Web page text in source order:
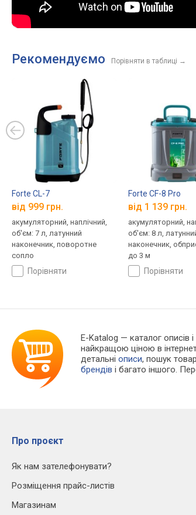
Рекомендуємо Порівняти в таблиці →
Forte CL-7
від 999 грн.
акумуляторний, наплічний,
об'єм: 7 л, латунний
наконечник, поворотне
сопло
порівняти
Forte CF-8 Pro
від 1 139 грн.
акумуляторний,
об'єм: 8 л,
наконечник,
до 3 м
порівняти
E-Katalog — каталог описів
найкращою ціною в
детальніописи, пошук
брендів і багато іншого.
Про проєкт
Як нам зателефонувати?
Розміщення прайс-листів
Магазинам